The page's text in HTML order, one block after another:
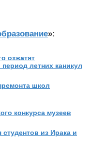
»:
охватят
летних каникул
школ
конкурса музеев
из Ирака и